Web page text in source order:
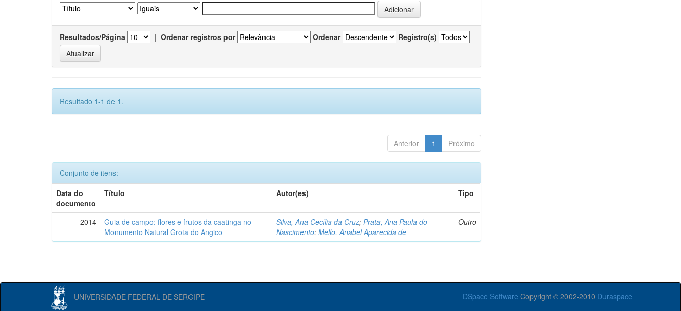
Resultados/Página | Ordenar registros por Ordenar Registro(s)
Resultado 1-1 de 1.
Anterior 1 Próximo
Conjunto de itens:
Data do
documento
Título Autor(es) Tipo
2014
Guia de campo: flores e frutos da caatinga no
Monumento Natural Grota do Angico
Silva, Ana Cecília da Cruz;Prata, Ana Paula do
Nascimento;Mello, Anabel Aparecida de
Outro
UNIVERSIDADE FEDERAL DE SERGIPE DSpace Software Copyright © 2002-2010 Duraspace